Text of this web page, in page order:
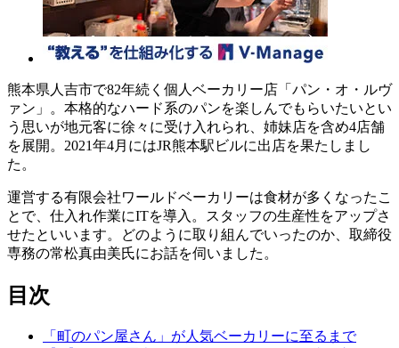
熊本県人吉市で82年続く個人ベーカリー店「パン・オ・ルヴ
ァン」。本格的なハード系のパンを楽しんでもらいたいとい
う思いが地元客に徐々に受け入れられ、姉妹店を含め4店舗
を展開。2021年4月にはJR熊本駅ビルに出店を果たしまし
た。
運営する有限会社ワールドベーカリーは食材が多くなったこ
とで、仕入れ作業にITを導入。スタッフの生産性をアップさ
せたといいます。どのように取り組んでいったのか、取締役
専務の常松真由美氏にお話を伺いました。
目次
「町のパン屋さん」が人気ベーカリーに至るまで